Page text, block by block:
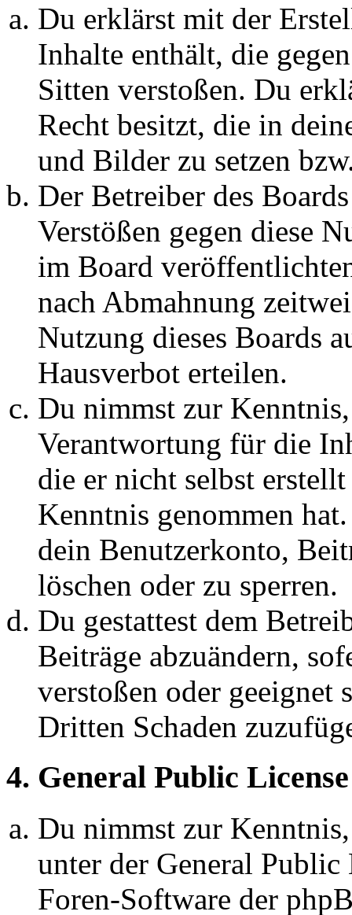
Du erklärst mit der
Inhalte enthält, die
Sitten verstoßen. Du
Recht besitzt, die in
und Bilder zu setzen
Der Betreiber des
Verstößen gegen diese
im Board
nach Abmahnung
Nutzung dieses Boards
Hausverbot erteilen.
Du nimmst zur
Verantwortung für die
die er nicht selbst
Kenntnis genommen
dein Benutzerkonto,
löschen oder zu sperren.
Du gestattest dem
Beiträge abzuändern,
verstoßen oder geeignet
Dritten Schaden
4. General Public License
Du nimmst zur
unter der General
Foren-Software der